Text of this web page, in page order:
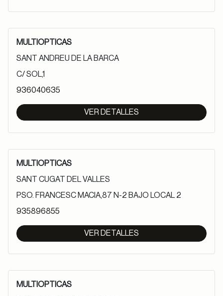
MULTIOPTICAS
SANT ANDREU DE LA BARCA
C/ SOL,1
936040635
VER DETALLES
MULTIOPTICAS
SANT CUGAT DEL VALLES
PSO. FRANCESC MACIA,87 N-2 BAJO LOCAL 2
935896855
VER DETALLES
MULTIOPTICAS